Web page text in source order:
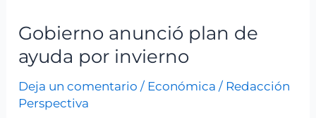
Gobierno anunció plan de
ayuda por invierno
Deja un comentario / Económica / Redacción
Perspectiva
Gobierno
anunció
plan
de
ayuda